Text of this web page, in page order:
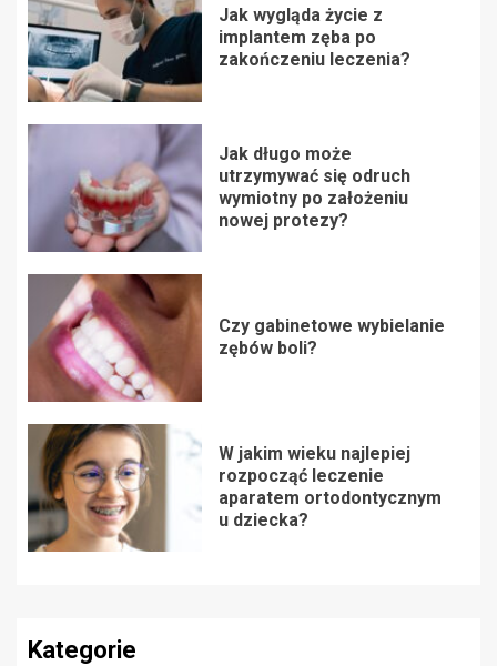
Jak wygląda życie z
implantem zęba po
zakończeniu leczenia?
Jak długo może
utrzymywać się odruch
wymiotny po założeniu
nowej protezy?
Czy gabinetowe wybielanie
zębów boli?
W jakim wieku najlepiej
rozpocząć leczenie
aparatem ortodontycznym
u dziecka?
Kategorie